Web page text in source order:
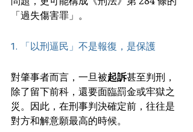
「過失傷害罪」。
1. 「以刑逼民」不是報復，是保護
對肇事者而言，一旦被起訴甚至判刑，
除了留下前科，還要面臨罰金或牢獄之
災。因此，在刑事判決確定前，往往是
對方和解意願最高的時候。